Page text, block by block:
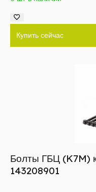
Купить сейчас
Болты ГБЦ (K7M)
143208901